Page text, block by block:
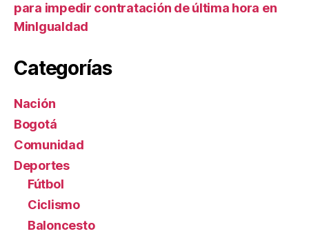
para impedir contratación de última hora en
MinIgualdad
Categorías
Nación
Bogotá
Comunidad
Deportes
Fútbol
Ciclismo
Baloncesto